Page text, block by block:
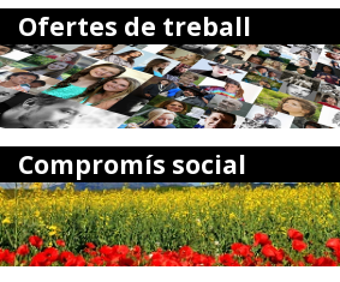
Ofertes de treball
Compromís social